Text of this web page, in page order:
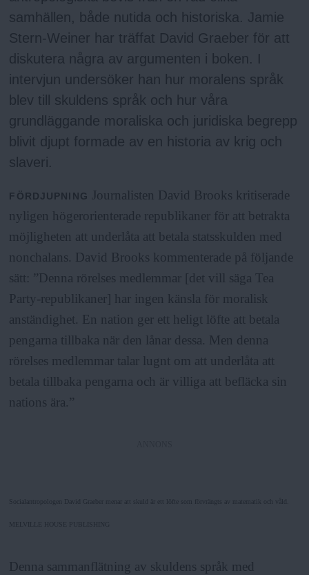
samhällen, både nutida och historiska. Jamie
Stern-Weiner har träffat David Graeber för att
diskutera några av argumenten i boken. I
intervjun undersöker han hur moralens språk
blev till skuldens språk och hur våra
grundläggande moraliska och juridiska begrepp
blivit djupt formade av en historia av krig och
slaveri.
FÖRDJUPNING
Journalisten David Brooks kritiserade
nyligen högerorienterade republikaner för att betrakta
möjligheten att underlåta att betala statsskulden med
nonchalans. David Brooks kommenterade på följande
sätt: ”Denna rörelses medlemmar [det vill säga Tea
Party-republikaner] har ingen känsla för moralisk
anständighet. En nation ger ett heligt löfte att betala
pengarna tillbaka när den lånar dessa. Men denna
rörelses medlemmar talar lugnt om att underlåta att
betala tillbaka pengarna och är villiga att befläcka sin
nations ära.”
Socialantropologen David Graeber menar att skuld är ett löfte som förvrängts av matematik och våld.
MELVILLE HOUSE PUBLISHING
Denna sammanflätning av skuldens språk med